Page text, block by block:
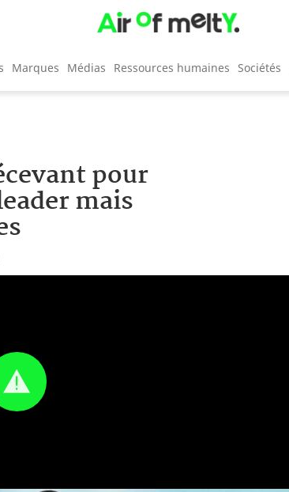
Marques Médias Ressources humaines Sociétés
pour
mais